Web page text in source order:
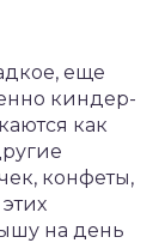
еще
киндер-
как
конфеты,
на день